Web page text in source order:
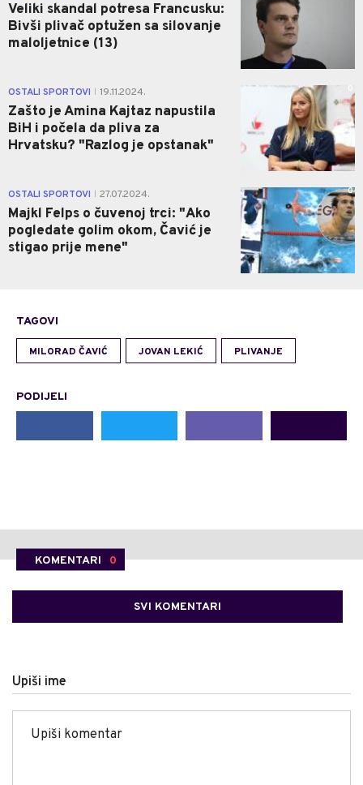
Veliki skandal potresa Francusku:
Bivši plivač optužen sa silovanje
maloljetnice (13)
OSTALI SPORTOVI 19.11.2024.
Zašto je Amina Kajtaz napustila
BiH i počela da pliva za
Hrvatsku? "Razlog je opstanak"
0
OSTALI SPORTOVI 27.07.2024.
Majkl Felps o čuvenoj trci: "Ako
pogledate golim okom, Čavić je
stigao prije mene"
0
TAGOVI
MILORAD ČAVIĆ JOVAN LEKIĆ PLIVANJE
PODIJELI
KOMENTARI 0
SVI KOMENTARI
Upiši ime